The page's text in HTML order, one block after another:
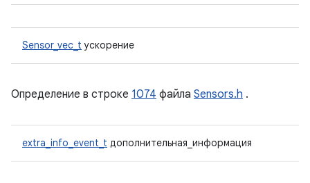
Sensor_vec_t ускорение
Определение в строке 1074 файла Sensors.h .
extra_info_event_t дополнительная_информация